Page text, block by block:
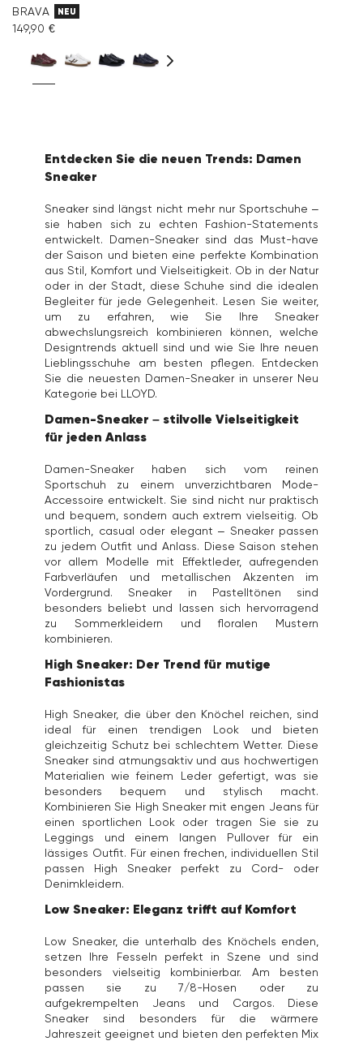
BRAVA NEU
149,90 €
Entdecken Sie die neuen Trends: Damen
Sneaker
Sneaker sind längst nicht mehr nur Sportschuhe –
sie haben sich zu echten Fashion-Statements
entwickelt. Damen-Sneaker sind das Must-have
der Saison und bieten eine perfekte Kombination
aus Stil, Komfort und Vielseitigkeit. Ob in der Natur
oder in der Stadt, diese Schuhe sind die idealen
Begleiter für jede Gelegenheit. Lesen Sie weiter,
um zu erfahren, wie Sie Ihre Sneaker
abwechslungsreich kombinieren können, welche
Designtrends aktuell sind und wie Sie Ihre neuen
Lieblingsschuhe am besten pflegen. Entdecken
Sie die neuesten Damen-Sneaker in unserer Neu
Kategorie bei LLOYD.
Damen-Sneaker – stilvolle Vielseitigkeit
für jeden Anlass
Damen-Sneaker haben sich vom reinen
Sportschuh zu einem unverzichtbaren Mode-
Accessoire entwickelt. Sie sind nicht nur praktisch
und bequem, sondern auch extrem vielseitig. Ob
sportlich, casual oder elegant – Sneaker passen
zu jedem Outfit und Anlass. Diese Saison stehen
vor allem Modelle mit Effektleder, aufregenden
Farbverläufen und metallischen Akzenten im
Vordergrund. Sneaker in Pastelltönen sind
besonders beliebt und lassen sich hervorragend
zu Sommerkleidern und floralen Mustern
kombinieren.
High Sneaker: Der Trend für mutige
Fashionistas
High Sneaker, die über den Knöchel reichen, sind
ideal für einen trendigen Look und bieten
gleichzeitig Schutz bei schlechtem Wetter. Diese
Sneaker sind atmungsaktiv und aus hochwertigen
Materialien wie feinem Leder gefertigt, was sie
besonders bequem und stylisch macht.
Kombinieren Sie High Sneaker mit engen Jeans für
einen sportlichen Look oder tragen Sie sie zu
Leggings und einem langen Pullover für ein
lässiges Outfit. Für einen frechen, individuellen Stil
passen High Sneaker perfekt zu Cord- oder
Denimkleidern.
Low Sneaker: Eleganz trifft auf Komfort
Low Sneaker, die unterhalb des Knöchels enden,
setzen Ihre Fesseln perfekt in Szene und sind
besonders vielseitig kombinierbar. Am besten
passen sie zu 7/8-Hosen oder zu
aufgekrempelten Jeans und Cargos. Diese
Sneaker sind besonders für die wärmere
Jahreszeit geeignet und bieten den perfekten Mix